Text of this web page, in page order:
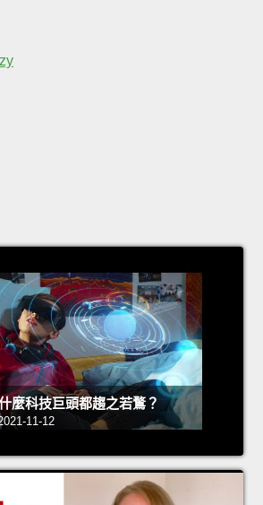
麼科技巨頭都趨之若鶩？
11-12